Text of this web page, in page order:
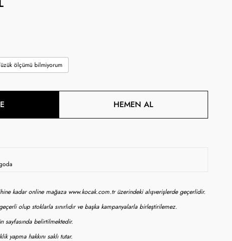
ölçümü bilmiyorum
HEMEN AL
kadar online mağaza www.kocak.com.tr üzerindeki alışverişlerde geçerlidir.
olup stoklarla sınırlıdır ve başka kampanyalarla birleştirilemez.
sayfasında belirtilmektedir.
yapma hakkını saklı tutar.